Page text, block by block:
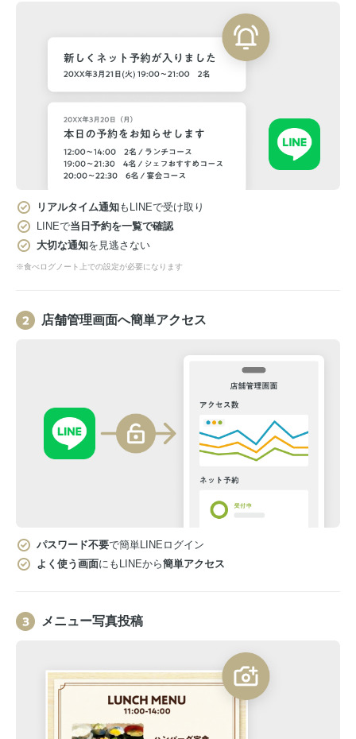
リアルタイム通知もLINEで受け取り
LINEで当日予約を一覧で確認
大切な通知を見逃さない
※食べログノート上での設定が必要になります
店舗管理画面へ簡単アクセス
パスワード不要で簡単LINEログイン
よく使う画面にもLINEから簡単アクセス
メニュー写真投稿